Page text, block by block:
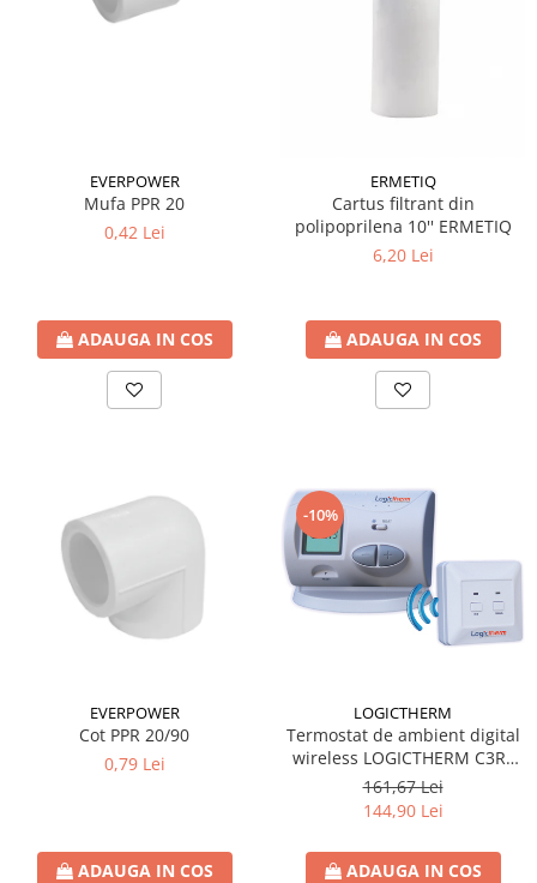
Fitinguri PPR
Sistem canalizare exterioara
Sistem canalizare interioara
Accesorii statii dedurizare
Fitinguri din alama
EVERPOWER
Mufa PPR 20
0,42 Lei
ADAUGA IN COS
ERMETIQ
Cartus filtrant din
polipoprilena 10'' ERMETIQ
6,20 Lei
ADAUGA IN COS
EVERPOWER
Cot PPR 20/90
0,79 Lei
ADAUGA IN COS
-10%
LOGICTHERM
Termostat de ambient digital
wireless LOGICTHERM C3RF
pentru controlul temperaturii
ambientale
161,67 Lei
144,90 Lei
ADAUGA IN COS